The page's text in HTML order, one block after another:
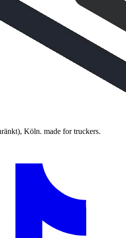
Köln. made for truckers.